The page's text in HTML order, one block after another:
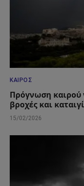
ΚΑΙΡΌΣ
Πρόγνωση καιρού
βροχές και
15/02/2026